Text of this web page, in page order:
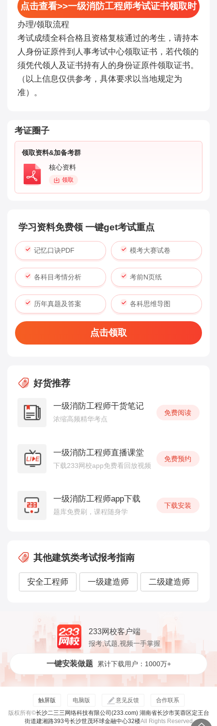
点击查看>>一级消防工程师考试证书领取时
办理/领取流程
考试成绩全科合格且资格复核通过的考生，请持本
人身份证原件到人事考试中心领取证书，若代领的
须凭代领人及证书持有人的身份证原件领取证书。
（以上信息仅供参考，具体要求以当地规定为
准）。
考证圈子
领取资料&加备考群
核心资料
领取
学习资料免费领 一键get考试重点
记忆口诀PDF 模考大赛试卷
各科目考情分析 考前N页纸
历年真题及答案 各科思维导图
点击领取
好货推荐
一级消防工程师干货笔记
浓缩高频精华考点
免费阅读
一级消防工程师直播课堂
下载233网校app免费看回放视频
免费预约
一级消防工程师app下载
题库免费刷，课程随身学
下载安装
其他建筑类考试报考指南
安全工程师 一级建造师 二级建造师
233网校客户端
报考,试题,视频一手掌握
一键安装做题 累计下载用户：1000万+
触屏版 电脑版 意见反馈
合作联系
版权所有©长沙二三三网络科技有限公司(233.com) 湖南省长沙市芙蓉区定王台
街道建湘路393号长沙世茂环球金融中心32楼All Rights Reserved